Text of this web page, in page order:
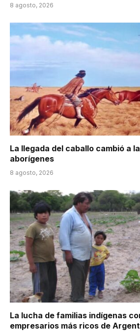
8 agosto, 2026
La llegada del caballo cambió a
aborígenes
8 agosto, 2026
La lucha de familias indígenas
empresarios más ricos de